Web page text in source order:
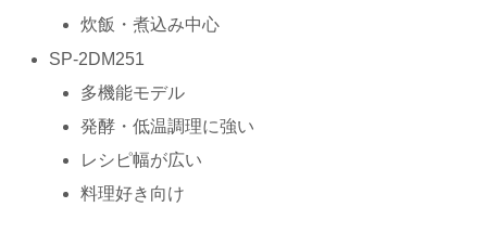
炊飯・煮込み中心
SP-2DM251
多機能モデル
発酵・低温調理に強い
レシピ幅が広い
料理好き向け